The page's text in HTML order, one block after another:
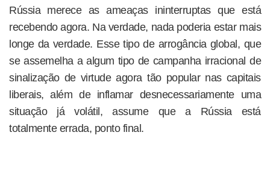
Rússia merece as ameaças ininterruptas que está
recebendo agora. Na verdade, nada poderia estar mais
longe da verdade. Esse tipo de arrogância global, que
se assemelha a algum tipo de campanha irracional de
sinalização de virtude agora tão popular nas capitais
liberais, além de inflamar desnecessariamente uma
situação já volátil, assume que a Rússia está
totalmente errada, ponto final.